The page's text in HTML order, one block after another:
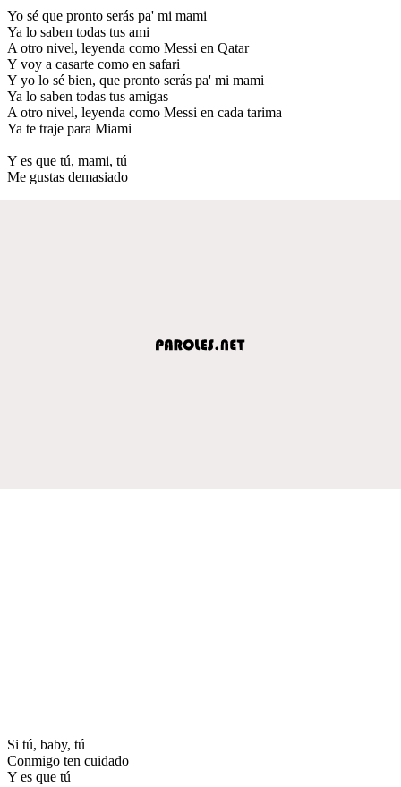
Yo sé que pronto serás pa' mi mami
Ya lo saben todas tus ami
A otro nivel, leyenda como Messi en Qatar
Y voy a casarte como en safari
Y yo lo sé bien, que pronto serás pa' mi mami
Ya lo saben todas tus amigas
A otro nivel, leyenda como Messi en cada tarima
Ya te traje para Miami
Y es que tú, mami, tú
Me gustas demasiado
Si tú, baby, tú
Conmigo ten cuidado
Y es que tú